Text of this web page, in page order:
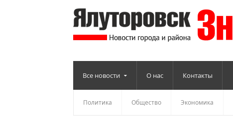
Все новости О нас Контакты
Политика Общество Экономика